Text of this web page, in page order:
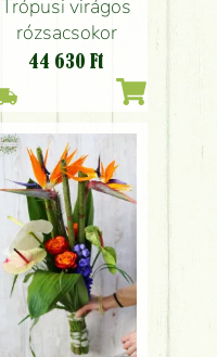
Trópusi virágos
rózsacsokor
44 630 Ft